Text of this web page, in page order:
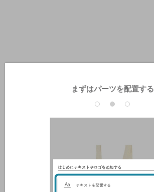
まずはパーツを配置する